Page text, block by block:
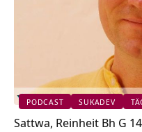
PODCAST SUKADEV
Sattwa, Reinheit Bh G